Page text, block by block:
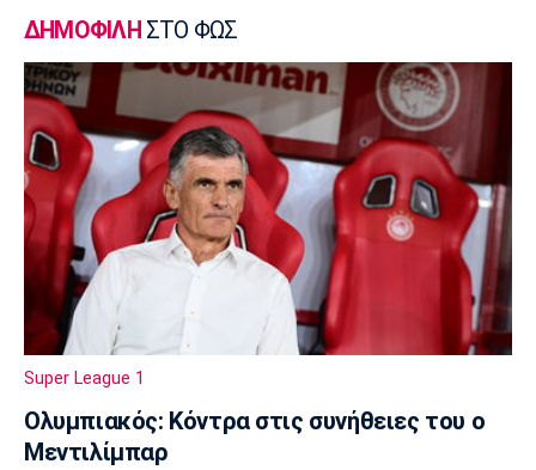
Ποδόσφαιρο - Διεθνή
Η Νορβηγία καλεί τον Ινφαντίνο να
παραιτηθεί
18:00
Super League 1
Ολυμπιακός: Στα «ερυθρόλευκα» ο γιός του
Τζιοβάνι!
17:56
Super League 2
Στον Πανσερραϊκό ο Μπίτζιος
17:45
Γιαννούλης: «Δεν βλέπω την... ώρα να παίξω»
(vid)
ΔΗΜΟΦΙΛΗ ΣΤΟ ΦΩΣ
Super League 1
Ολυμπιακός: Κόντρα στις συνήθειες του ο
Μεντιλίμπαρ